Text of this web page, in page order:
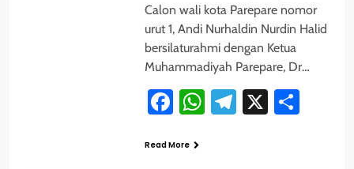
Calon wali kota Parepare nomor
urut 1, Andi Nurhaldin Nurdin Halid
bersilaturahmi dengan Ketua
Muhammadiyah Parepare, Dr…
Facebook
WhatsApp
Telegram
X
Read More